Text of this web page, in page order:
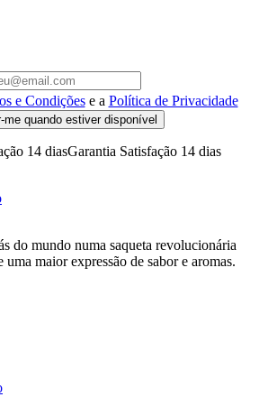
e Condiçõese a Política de Privacidade
me quando estiver disponível
Garantia Satisfação 14 dias
do mundo numa saqueta revolucionária
maior expressão de sabor e aromas.